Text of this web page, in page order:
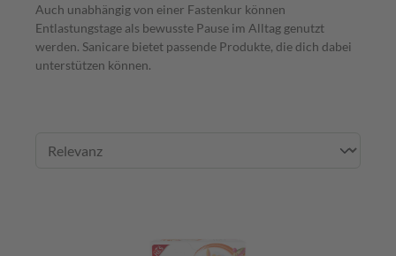
Auch unabhängig von einer Fastenkur können
Entlastungstage als bewusste Pause im Alltag genutzt
werden. Sanicare bietet passende Produkte, die dich dabei
unterstützen können.